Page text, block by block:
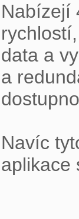
Nabízejí
data a
a
Navíc
aplikace